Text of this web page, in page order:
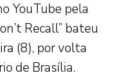
YouTube pela
Recall” bateu
(8), por volta
de Brasília.